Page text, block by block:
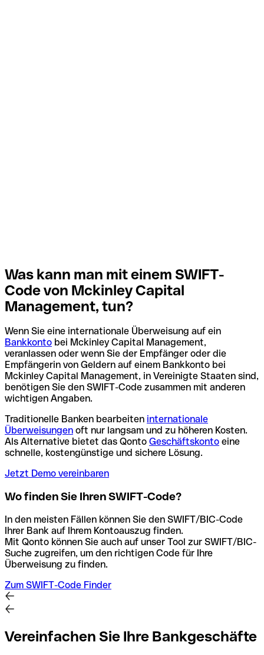
Was kann man mit einem SWIFT-
Code von Mckinley Capital
Management, tun?
Wenn Sie eine internationale Überweisung auf ein
Bankkonto bei Mckinley Capital Management,
veranlassen oder wenn Sie der Empfänger oder die
Empfängerin von Geldern auf einem Bankkonto bei
Mckinley Capital Management, in Vereinigte Staaten sind,
benötigen Sie den SWIFT-Code zusammen mit anderen
wichtigen Angaben.
Traditionelle Banken bearbeiten internationale
Überweisungen oft nur langsam und zu höheren Kosten.
Als Alternative bietet das Qonto Geschäftskonto eine
schnelle, kostengünstige und sichere Lösung.
Jetzt Demo vereinbaren
Wo finden Sie Ihren SWIFT-Code?
In den meisten Fällen können Sie den SWIFT/BIC-Code
Ihrer Bank auf Ihrem Kontoauszug finden.
Mit Qonto können Sie auch auf unser Tool zur SWIFT/BIC-
Suche zugreifen, um den richtigen Code für Ihre
Überweisung zu finden.
Zum SWIFT-Code Finder
Vereinfachen Sie Ihre Bankgeschäfte